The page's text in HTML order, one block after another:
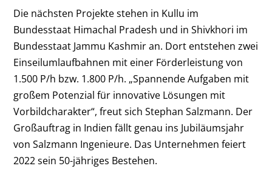
Die nächsten Projekte stehen in Kullu im
Bundesstaat Himachal Pradesh und in Shivkhori im
Bundesstaat Jammu Kashmir an. Dort entstehen zwei
Einseilumlaufbahnen mit einer Förderleistung von
1.500 P/h bzw. 1.800 P/h. „Spannende Aufgaben mit
großem Potenzial für innovative Lösungen mit
Vorbildcharakter“, freut sich Stephan Salzmann. Der
Großauftrag in Indien fällt genau ins Jubiläumsjahr
von Salzmann Ingenieure. Das Unternehmen feiert
2022 sein 50-jähriges Bestehen.